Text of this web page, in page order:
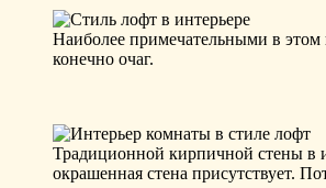
Наиболее примечательными в этом
конечно очаг.
Традиционной кирпичной стены в
окрашенная стена присутствует.